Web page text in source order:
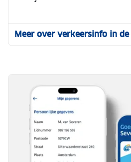
Meer over verkeersinfo in de